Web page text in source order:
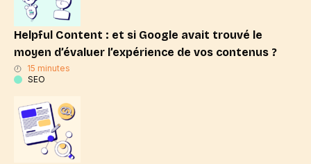
Helpful Content : et si Google avait trouvé le
moyen d’évaluer l’expérience de vos contenus ?
15 minutes
SEO